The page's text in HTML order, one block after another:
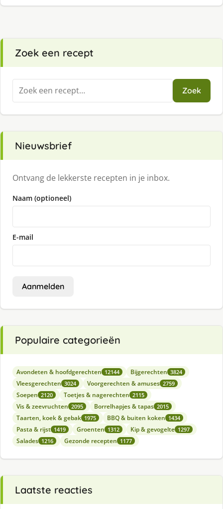
Zoek een recept
Zoeken
naar:
Zoek
Nieuwsbrief
Ontvang de lekkerste recepten in je inbox.
Naam (optioneel)
E-mail
Aanmelden
Populaire categorieën
Avondeten & hoofdgerechten 12144 Bijgerechten 3824
Vleesgerechten 3024 Voorgerechten & amuses 2759
Soepen 2120 Toetjes & nagerechten 2115
Vis & zeevruchten 2095 Borrelhapjes & tapas 2015
Taarten, koek & gebak 1975 BBQ & buiten koken 1434
Pasta & rijst 1419 Groenten 1312 Kip & gevogelte 1297
Salades 1216 Gezonde recepten 1177
Laatste reacties